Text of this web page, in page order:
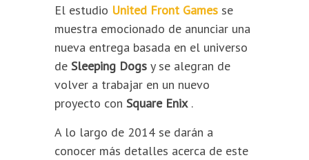
El estudio United Front Games se
muestra emocionado de anunciar una
nueva entrega basada en el universo
de Sleeping Dogs y se alegran de
volver a trabajar en un nuevo
proyecto con Square Enix.
A lo largo de 2014 se darán a
conocer más detalles acerca de este